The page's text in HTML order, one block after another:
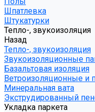
Шпатлевка
Штукатурки
Тепло-, звукоизоляция
Назад
Тепло-, звукоизоляция
Звукоизоляционные
Базальтовая изоляция
Ветроизоляционные и
Минеральная вата
Экструдированный
Укладка паркета